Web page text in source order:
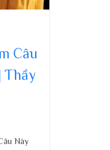
Câu
Thầy
Này